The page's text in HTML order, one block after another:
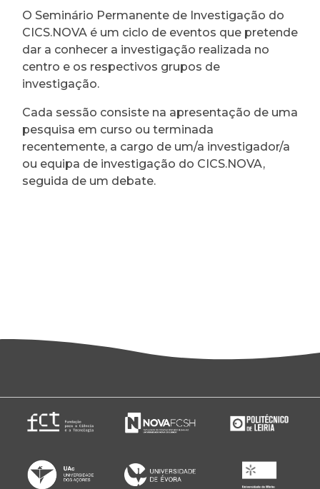
O Seminário Permanente de Investigação do
CICS.NOVA é um ciclo de eventos que pretende
dar a conhecer a investigação realizada no
centro e os respectivos grupos de
investigação.
Cada sessão consiste na apresentação de uma
pesquisa em curso ou terminada
recentemente, a cargo de um/a investigador/a
ou equipa de investigação do CICS.NOVA,
seguida de um debate.